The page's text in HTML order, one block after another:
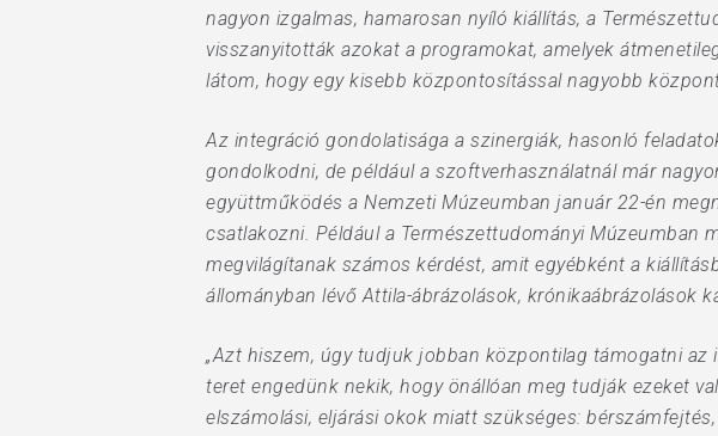
nagyon izgalmas, hamarosan nyíló kiállítás, a
visszanyitották azokat a programokat, amelyek
látom, hogy egy kisebb központosítással nagyobb
Az integráció gondolatisága a szinergiák, hasonló
gondolkodni, de például a szoftverhasználatnál már
együttműködés a Nemzeti Múzeumban január 22-én
csatlakozni. Például a Természettudományi Múzeumban
megvilágítanak számos kérdést, amit egyébként a
állományban lévő Attila-ábrázolások, krónikaábrázolások
„Azt hiszem, úgy tudjuk jobban központilag támogatni
teret engedünk nekik, hogy önállóan meg tudják ezeket
elszámolási, eljárási okok miatt szükséges: